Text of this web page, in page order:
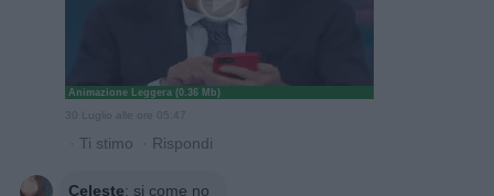
Animazione Leggera (0.36 Mb)
30 Luglio alle ore 05:47
· Ti stimo · Rispondi
Celeste: si come no